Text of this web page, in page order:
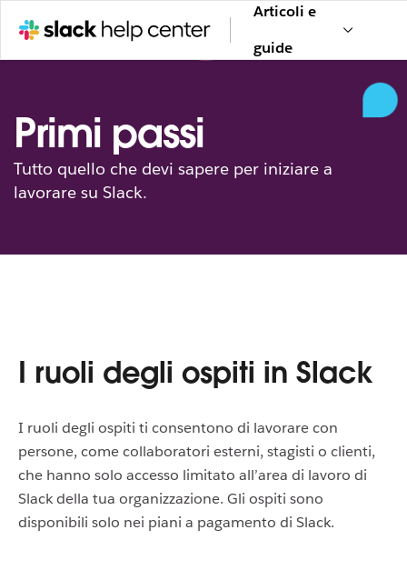
Articoli e
guide
Primi passi
Tutto quello che devi sapere per iniziare a
lavorare su Slack.
I ruoli degli ospiti in Slack
I ruoli degli ospiti ti consentono di lavorare con
persone, come collaboratori esterni, stagisti o clienti,
che hanno solo accesso limitato all’area di lavoro di
Slack della tua organizzazione. Gli ospiti sono
disponibili solo nei piani a pagamento di Slack.